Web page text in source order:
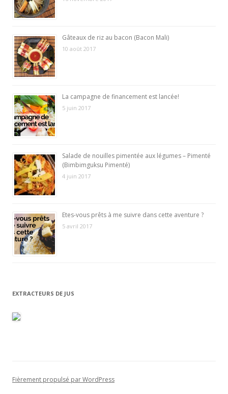
Gâteaux de riz au bacon (Bacon Mali)
10 août 2017
La campagne de financement est lancée!
5 juin 2017
Salade de nouilles pimentée aux légumes – Pimenté
(Bimbimguksu Pimenté)
4 juin 2017
Etes-vous prêts à me suivre dans cette aventure ?
5 avril 2017
EXTRACTEURS DE JUS
Fièrement propulsé par WordPress